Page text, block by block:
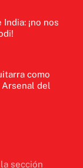
¡no nos
como
del
sección